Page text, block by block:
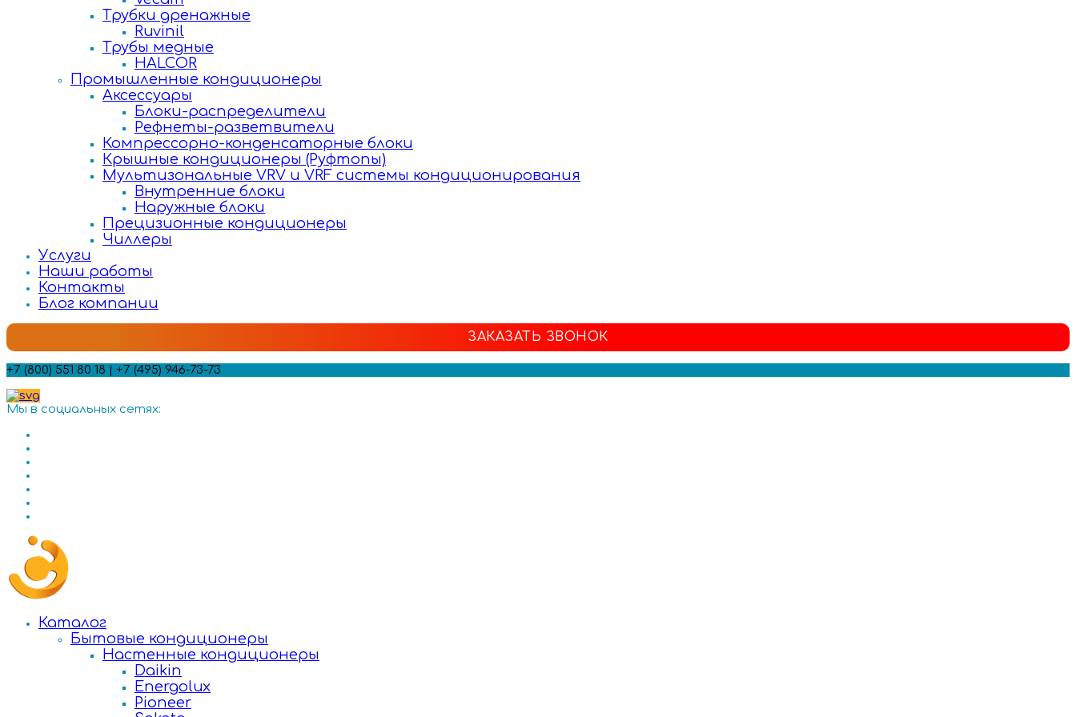
Трубки дренажные
Ruvinil
Трубы медные
HALCOR
Промышленные кондиционеры
Аксессуары
Блоки-распределители
Рефнеты-разветвители
Компрессорно-конденсаторные блоки
Крышные кондиционеры (Руфтопы)
Мультизональные VRV и VRF системы кондиционирования
Внутренние блоки
Наружные блоки
Прецизионные кондиционеры
Чиллеры
Услуги
Наши работы
Контакты
Блог компании
ЗАКАЗАТЬ ЗВОНОК
+7 (800) 551 80 18 | +7 (495) 946-73-73
Мы в социальных сетях:
Каталог
Бытовые кондиционеры
Настенные кондиционеры
Daikin
Energolux
Pioneer